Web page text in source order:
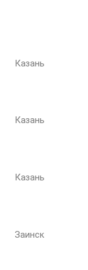
Казань
Казань
Казань
Заинск